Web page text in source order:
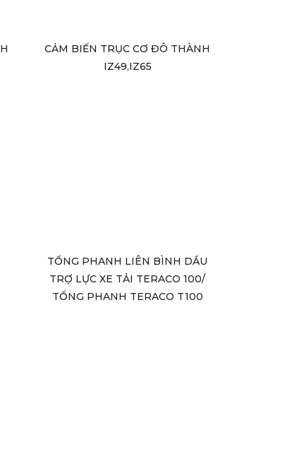
CẢM BIẾN TRỤC CƠ ĐÔ THÀNH
IZ49,IZ65
TỔNG PHANH LIÊN BÌNH DẦU
TRỢ LỰC XE TẢI TERACO 100/
TỔNG PHANH TERACO T100